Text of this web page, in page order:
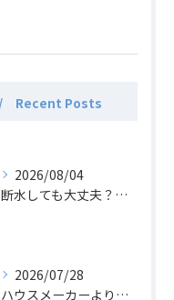
Recent Posts
2026/08/04
断水しても大丈夫？エコキュートのお湯の活用法と注意点
2026/07/28
ハウスメーカーより安い？新築にエコキュートを後付けする費用